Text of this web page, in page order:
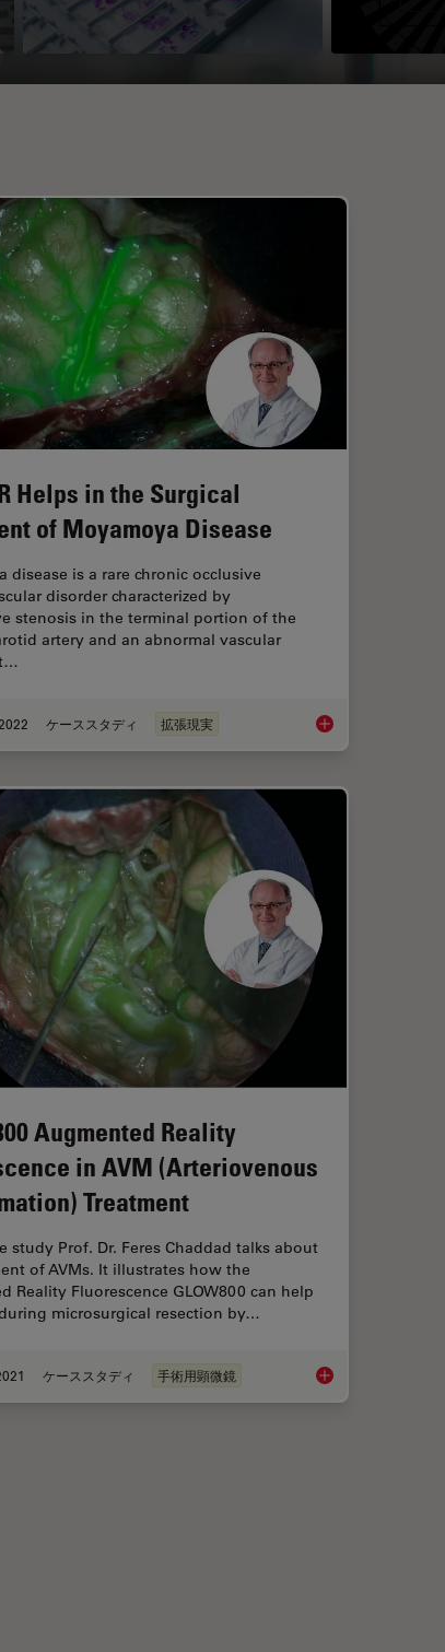
Supports Neurovascular Surgery
Helps in the Surgical
of Moyamoya Disease
disease is a rare chronic occlusive
disorder characterized by
stenosis in the terminal portion of the
artery and an abnormal vascular
ケーススタディ 拡張現実 How AR Helps in
Vascular Neurosurgery
Augmented Reality
in AVM (Arteriovenous
Treatment
study Prof. Dr. Feres Chaddad talks about
of AVMs. It illustrates how the
Reality Fluorescence GLOW800 can help
microsurgical resection by…
ケーススタディ 手術用顕微鏡 GLOW800